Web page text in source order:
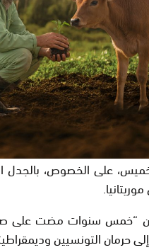
على الخصوص،
“خمس سنوات مضت على
حرمان التونسيين